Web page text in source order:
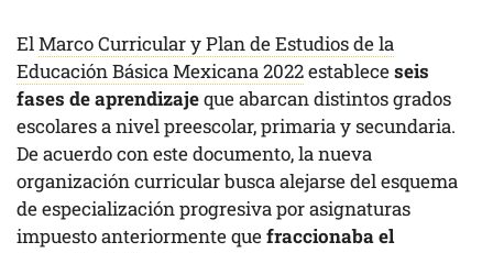
ElMarco Curricular y Plan de Estudios de la
Educación Básica Mexicana 2022estableceseis
fases de aprendizajeque abarcan distintos grados
escolares a nivel preescolar, primaria y secundaria.
De acuerdo con este documento, la nueva
organización curricular busca alejarse del esquema
de especialización progresiva por asignaturas
impuesto anteriormente quefraccionaba el